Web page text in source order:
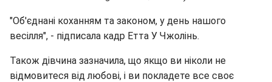
"Об'єднані коханням та законом, у день нашого
весілля", - підписала кадр Етта У Чжолінь.
Також дівчина зазначила, що якщо ви ніколи не
відмовитеся від любові, і ви покладете все своє